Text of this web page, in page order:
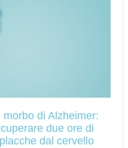
di Alzheimer:
due ore di
dal cervello